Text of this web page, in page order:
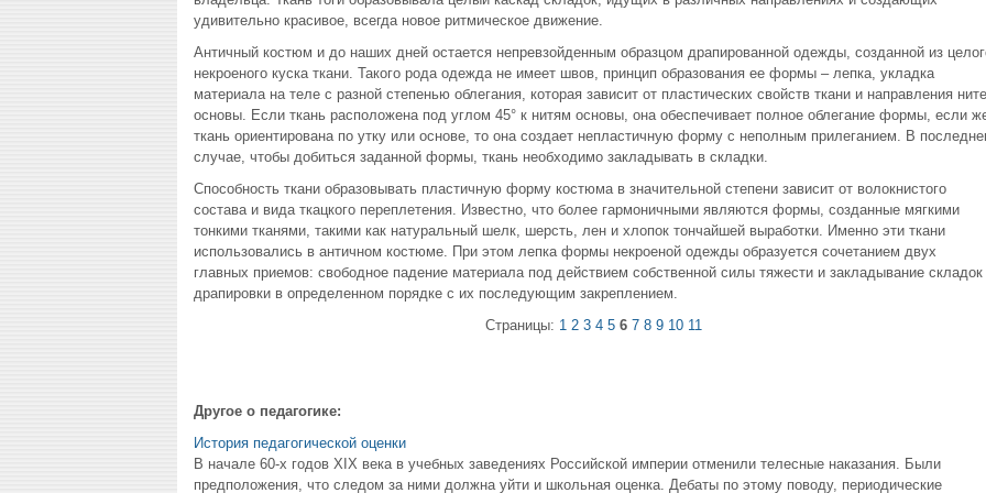
удивительно красивое, всегда новое ритмическое движение.
Античный костюм и до наших дней остается непревзойденным образцом драпированной одежды, созданной из
некроеного куска ткани. Такого рода одежда не имеет швов, принцип образования ее формы – лепка, укладка
материала на теле с разной степенью облегания, которая зависит от пластических свойств ткани и направления
основы. Если ткань расположена под углом 45° к нитям основы, она обеспечивает полное облегание формы, если
ткань ориентирована по утку или основе, то она создает непластичную форму с неполным прилеганием. В
случае, чтобы добиться заданной формы, ткань необходимо закладывать в складки.
Способность ткани образовывать пластичную форму костюма в значительной степени зависит от волокнистого
состава и вида ткацкого переплетения. Известно, что более гармоничными являются формы, созданные мягкими
тонкими тканями, такими как натуральный шелк, шерсть, лен и хлопок тончайшей выработки. Именно эти ткани
использовались в античном костюме. При этом лепка формы некроеной одежды образуется сочетанием двух
главных приемов: свободное падение материала под действием собственной силы тяжести и закладывание складок
драпировки в определенном порядке с их последующим закреплением.
Страницы: 1 2 3 4 5 6 7 8 9 10 11
Другое о педагогике:
История педагогической оценки
В начале 60-х годов XIX века в учебных заведениях Российской империи отменили телесные наказания. Были
предположения, что следом за ними должна уйти и школьная оценка. Дебаты по этому поводу, периодические